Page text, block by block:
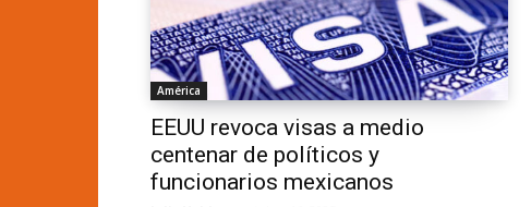
América
EEUU revoca visas a medio
centenar de políticos y
funcionarios mexicanos